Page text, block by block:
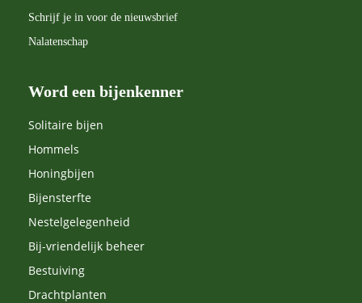
Schrijf je in voor de nieuwsbrief
Nalatenschap
Word een bijenkenner
Solitaire bijen
Hommels
Honingbijen
Bijensterfte
Nestelgelegenheid
Bij-vriendelijk beheer
Bestuiving
Drachtplanten